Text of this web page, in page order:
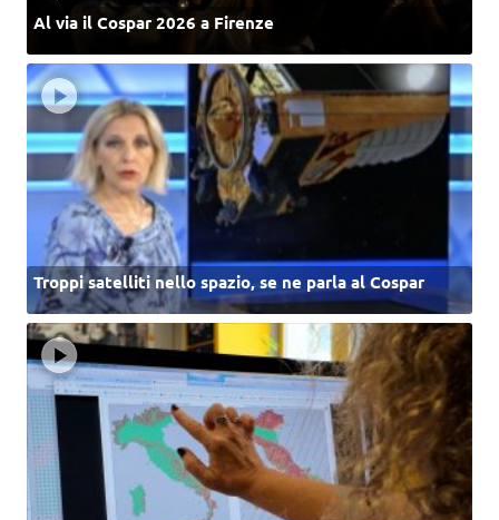
Al via il Cospar 2026 a Firenze
Troppi satelliti nello spazio, se ne parla al Cospar